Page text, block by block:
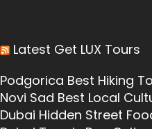
Latest Get LUX Tours
Podgorica Best Hiking
Novi Sad Best Local
Dubai Hidden Street